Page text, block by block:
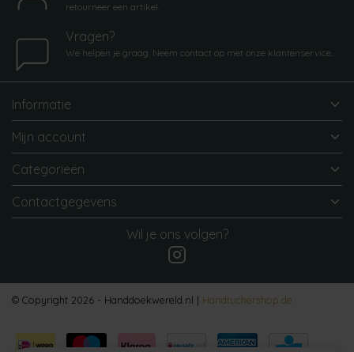
retourneer een artikel.
Vragen?
We helpen je graag. Neem contact op met onze klantenservice.
Informatie
Mijn account
Categorieën
Contactgegevens
Wil je ons volgen?
© Copyright 2026 - Handdoekwereld.nl | Handtuchershop.de